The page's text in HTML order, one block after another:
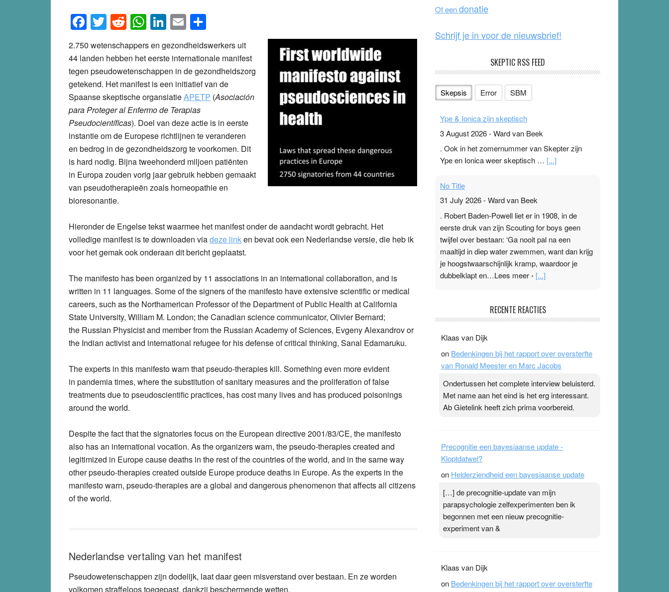
Facebook
Twitter
Reddit
WhatsApp
LinkedIn
Email
2.750 wetenschappers en gezondheidswerkers uit
44 landen hebben het eerste internationale manifest
tegen pseudowetenschappen in de gezondheidszorg
getekend. Het manifest is een initiatief van de
Spaanse skeptische organsiatieAPETP (Asociación
para Proteger al Enfermo de Terapias
Pseudocientíficas). Doel van deze actie is in eerste
instantie om de Europese richtlijnen te veranderen
en bedrog in de gezondheidszorg te voorkomen. Dit
is hard nodig. Bijna tweehonderd miljoen patiënten
in Europa zouden vorig jaar gebruik hebben gemaakt
van pseudotherapieën zoals homeopathie en
bioresonantie.
Hieronder de Engelse tekst waarmee het manifest onder de aandacht wordt gebracht. Het
volledige manifest is te downloaden viadeze linken bevat ook een Nederlandse versie, die heb ik
voor het gemak ook onderaan dit bericht geplaatst.
The manifesto has been organized by 11 associations in an international collaboration, and is
written in 11 languages. Some of the signers of the manifesto have extensive scientific or medical
careers, such as the Northamerican Professor of the Department of Public Health at California
State University, William M. London; theCanadian science communicator, Olivier Bernard;
the Russian Physicist and member from the Russian Academy of Sciences, Evgeny Alexandrovor
the Indian activist and international refugee for his defense of critical thinking, Sanal Edamaruku.
The experts in this manifesto warn thatpseudo-therapies kill. Something even more evident
in pandemia times, where the substitution of sanitary measures and the proliferation of false
treatments due to pseudoscientific practices, has cost many lives and has produced poisonings
around the world.
Despite the fact that the signatories focus on the European directive 2001/83/CE, the manifesto
also has an international vocation. As the organizers warn, thepseudo-therapies created and
legitimized in Europe cause deaths in the rest of the countries of the world, and in the same way
other pseudo-therapies created outside Europe produce deaths in Europe. As the experts in the
manifesto warn, pseudo-therapies are a global and dangerous phenomenon that affects all citizens
of the world.
Nederlandse vertaling van het manifest
Pseudowetenschappen zijn dodelijk, laat daar geen misverstand over bestaan. En ze worden
volkomen straffeloos toegepast, dankzij beschermende wetten.
k
Of eendonatie
Schrijf je in voor de nieuwsbrief!
SKEPTIC RSS FEED
Skepsis Error SBM
Ype & Ionica zijn skeptisch
3 August 2026-Ward van Beek
. Ook in het zomernummer van Skepter zijn
Ype en Ionica weer skeptisch … [...]
No Title
31 July 2026-Ward van Beek
. Robert Baden-Powell liet er in 1908, in de
eerste druk van zijn Scouting for boys geen
twijfel over bestaan: ‘Ga nooit pal na een
maaltijd in diep water zwemmen, want dan krijg
je hoogstwaarschijnlijk kramp, waardoor je
dubbelklapt en…Lees meer › [...]
Ward van Beek
topsporters. Ze hopen ermee hun hartslag te
verlagen terwijl ze meer zuurstof opnemen.
Daarop heeft zo’n pleister geen effect. Maar het
zijn. Door…Lees meer Pleisterplakkers in de
topspsort › [...]
RECENTE REACTIES
Klaas van Dijk
on Bedenkingen bij het rapport over oversterfte
van Ronald Meester en Marc Jacobs
Ondertussen het complete interview beluisterd.
Met name aan het eind is het erg interessant.
Ab Gietelink heeft zich prima voorbereid.
Precognitie een bayesiaanse update -
Kloptdatwel?
on Helderziendheid een bayesiaanse update
[…] de precognitie-update van mijn
parapsychologie zelfexperimenten ben ik
begonnen met een nieuw precognitie-
experiment van &
Klaas van Dijk
on Bedenkingen bij het rapport over oversterfte